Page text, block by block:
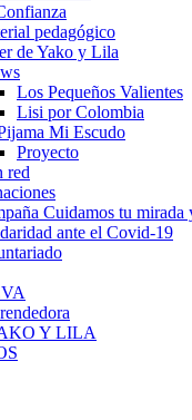
pedagógico
de Yako y Lila
Los Pequeños Valientes
Lisi por Colombia
Mi Escudo
Proyecto
red
Cuidamos tu mirada
ante el Covid-19
Y LILA